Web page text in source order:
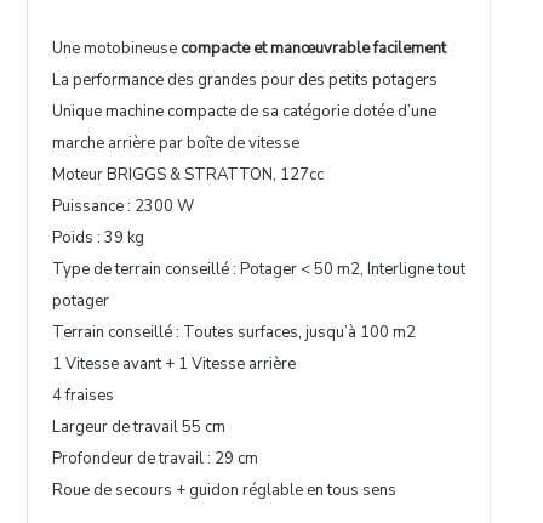
Une motobineuse compacte et manœuvrable facilement
La performance des grandes pour des petits potagers
Unique machine compacte de sa catégorie dotée d’une
marche arrière par boîte de vitesse
Moteur BRIGGS & STRATTON, 127cc
Puissance : 2300 W
Poids : 39 kg
Type de terrain conseillé : Potager < 50 m2, Interligne tout
potager
Terrain conseillé : Toutes surfaces, jusqu’à 100 m2
1 Vitesse avant + 1 Vitesse arrière
4 fraises
Largeur de travail 55 cm
Profondeur de travail : 29 cm
Roue de secours + guidon réglable en tous sens